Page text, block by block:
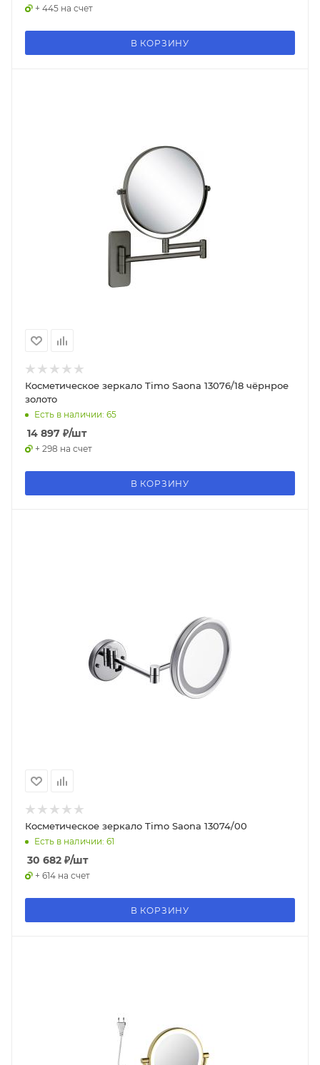
+ 445 на счет
В КОРЗИНУ
Косметическое зеркало Timo Saona 13076/18 чёрнрое
золото
Есть в наличии: 65
14 897 ₽/шт
+ 298 на счет
В КОРЗИНУ
Косметическое зеркало Timo Saona 13074/00
Есть в наличии: 61
30 682 ₽/шт
+ 614 на счет
В КОРЗИНУ